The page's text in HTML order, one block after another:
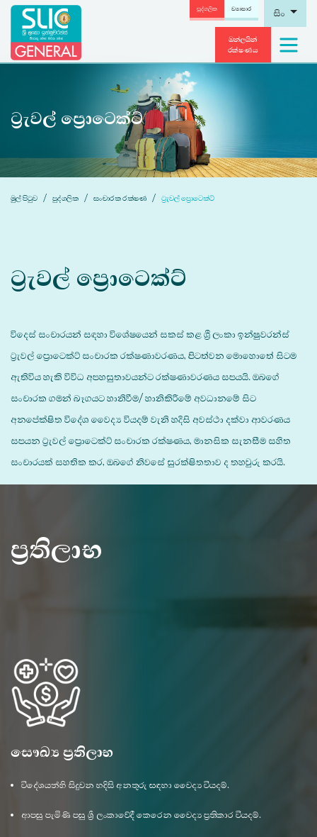
පුද්ගලික ව්‍යාපාර සිං
ඔන්ලයින්
රක්ෂණය
ට්‍රැවල් ප්‍රොටෙක්ට්
මුල් පිටුව පුද්ගලික සංචාරක රක්ෂණ ට්‍රැවල් ප්‍රොටෙක්ට්
ට්‍රැවල් ප්‍රොටෙක්ට්
විදෙස් සංචාරයන් සඳහා විශේෂයෙන් සකස් කළ ශ්‍රී ලංකා ඉන්ෂුවරන්ස්
ට්‍රැවල් ප්‍රොටෙක්ට් සංචාරක රක්ෂණාවරණය, පිටත්වන මොහොතේ සිටම
ඇතිවිය හැකි විවිධ අපහසුතාවයන්ට රක්ෂණාවරණය සපයයි. ඔබගේ
සංචාරක ගමන් බෑගයට හානිවීම/ හානිකිරීමේ අවධානමේ සිට
අනපේක්ෂිත විදේශ වෛද්‍ය වියදම් වැනි හදිසි අවස්ථා දක්වා ආවරණය
සපයන ට්‍රැවල් ප්‍රොටෙක්ට් සංචාරක රක්ෂණය, මානසික සැනසීම සහිත
සංචාරයක් සහතික කර, ඔබගේ නිවසේ සුරක්ෂිතතාව ද තහවුරු කරයි.
ප්‍රතිලාභ
සෞඛ්‍ය ප්‍රතිලාභ
විදේශයන්හි සිදුවන හදිසි අනතුරු සඳහා වෛද්‍ය වියදම්.
ආපසු පැමිණි පසු ශ්‍රී ලංකාවේදී කෙරෙන වෛද්‍ය ප්‍රතිකාර වියදම්.